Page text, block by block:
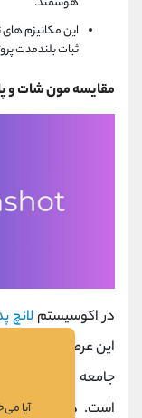
این مکانیزم
ثبات بلندمدت
مقایسه مون شات و
در اکوسیستملانچ
این عرصه شناخته
جامعه
است. در مقابل،
آیا